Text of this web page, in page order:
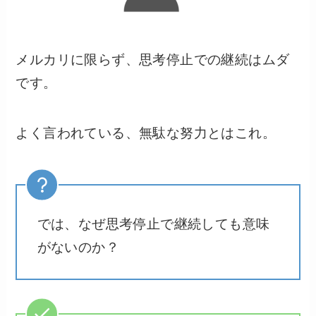
メルカリに限らず、思考停止での継続はムダ
です。
よく言われている、無駄な努力とはこれ。
では、なぜ思考停止で継続しても意味
がないのか？